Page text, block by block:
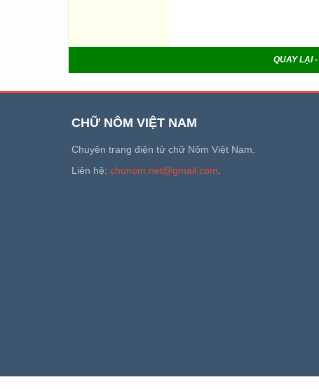
Q.31-33: Liệt truyện về
QUAY LẠI-
CHỮ NÔM VIỆT NAM
Chuyên trang điện tử chữ Nôm Việt Nam.
Liên hệ: chunom.net@gmail.com